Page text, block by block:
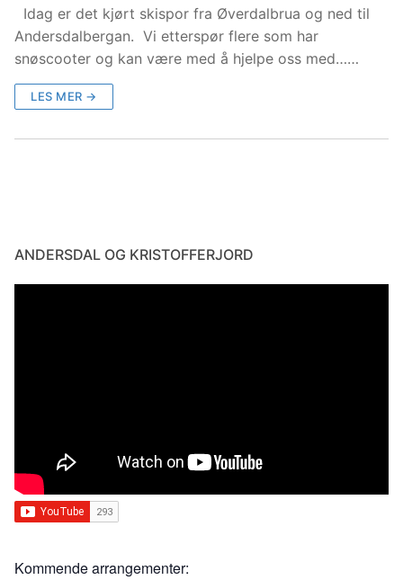
Idag er det kjørt skispor fra Øverdalbrua og ned til
Andersdalbergan. Vi etterspør flere som har
snøscooter og kan være med å hjelpe oss med……
LES MER →
ANDERSDAL OG KRISTOFFERJORD
Kommende arrangementer: